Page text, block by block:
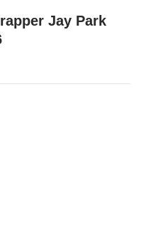
Jay Park